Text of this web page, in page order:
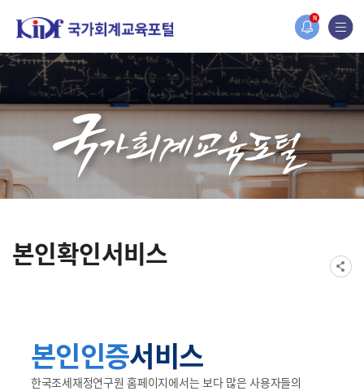
N
홈페이지가 새롭게 개편되었습니다.
한국조세재정연구원홈페이지가 새롭게 개설되었습니다.
본인확인서비스
본인인증서비스
한국조세재정연구원 홈페이지에서는 보다 많은 사용자들의